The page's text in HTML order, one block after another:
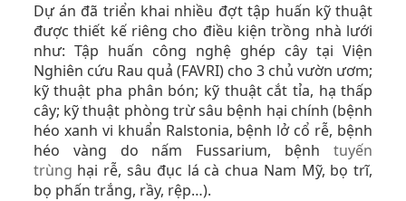
Dự án đã triển khai nhiều đợt tập huấn kỹ thuật
được thiết kế riêng cho điều kiện trồng nhà lưới
như: Tập huấn công nghệ ghép cây tại Viện
Nghiên cứu Rau quả (FAVRI) cho 3 chủ vườn ươm;
kỹ thuật pha phân bón; kỹ thuật cắt tỉa, hạ thấp
cây; kỹ thuật phòng trừ sâu bệnh hại chính (bệnh
héo xanh vi khuẩn Ralstonia, bệnh lở cổ rễ, bệnh
héo vàng do nấm Fussarium, bệnhtuyến
trùng hại rễ, sâu đục lá cà chua Nam Mỹ, bọ trĩ,
bọ phấn trắng, rầy, rệp…).